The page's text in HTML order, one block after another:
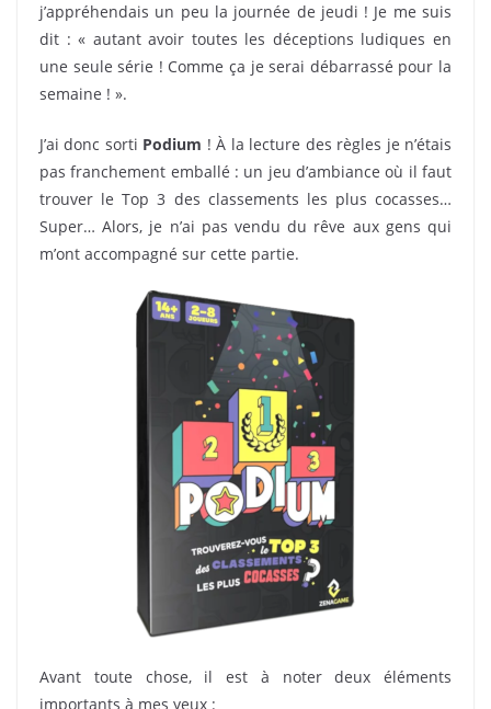
j’appréhendais un peu la journée de jeudi ! Je me suis
dit : « autant avoir toutes les déceptions ludiques en
une seule série ! Comme ça je serai débarrassé pour la
semaine ! ».
J’ai donc sorti Podium ! À la lecture des règles je n’étais
pas franchement emballé : un jeu d’ambiance où il faut
trouver le Top 3 des classements les plus cocasses…
Super… Alors, je n’ai pas vendu du rêve aux gens qui
m’ont accompagné sur cette partie.
Avant toute chose, il est à noter deux éléments
importants à mes yeux :